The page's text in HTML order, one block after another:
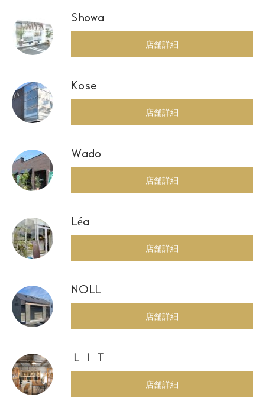
Showa
店舗詳細
Kose
店舗詳細
Wado
店舗詳細
Léa
店舗詳細
NOLL
店舗詳細
ＬＩＴ
店舗詳細